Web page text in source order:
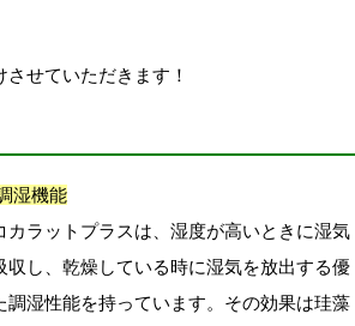
せていただきます！
湿機能
カラットプラスは、湿度が高いときに湿気
収し、乾燥している時に湿気を放出する優
調湿性能を持っています。その効果は珪藻